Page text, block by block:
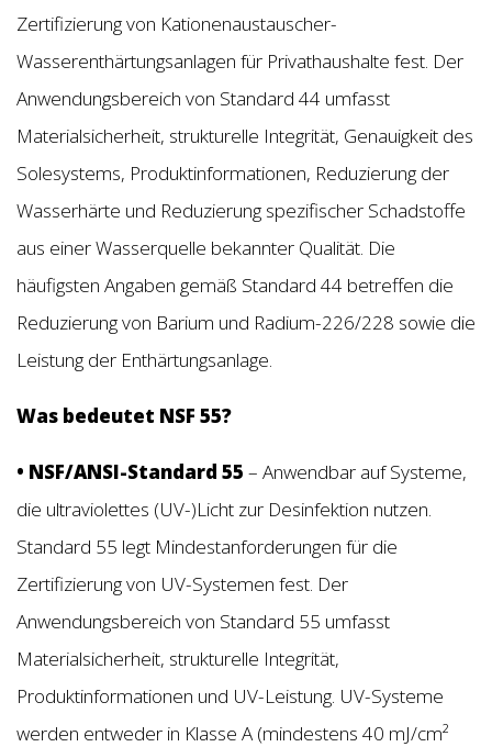
Zertifizierung von Kationenaustauscher-
Wasserenthärtungsanlagen für Privathaushalte fest. Der
Anwendungsbereich von Standard 44 umfasst
Materialsicherheit, strukturelle Integrität, Genauigkeit des
Solesystems, Produktinformationen, Reduzierung der
Wasserhärte und Reduzierung spezifischer Schadstoffe
aus einer Wasserquelle bekannter Qualität. Die
häufigsten Angaben gemäß Standard 44 betreffen die
Reduzierung von Barium und Radium-226/228 sowie die
Leistung der Enthärtungsanlage.
Was bedeutet NSF 55?
• NSF/ANSI-Standard 55 – Anwendbar auf Systeme,
die ultraviolettes (UV-)Licht zur Desinfektion nutzen.
Standard 55 legt Mindestanforderungen für die
Zertifizierung von UV-Systemen fest. Der
Anwendungsbereich von Standard 55 umfasst
Materialsicherheit, strukturelle Integrität,
Produktinformationen und UV-Leistung. UV-Systeme
werden entweder in Klasse A (mindestens 40 mJ/cm²